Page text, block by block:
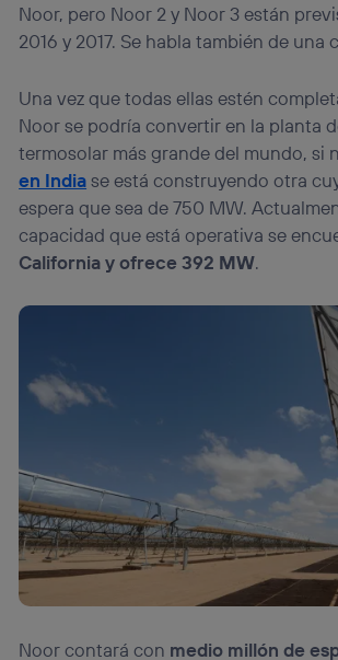
Noor, pero Noor 2 y Noor 3 están
2016 y 2017. Se habla también de una
Una vez que todas ellas estén
Noor se podría convertir en la planta
termosolar más grande del mundo, si
en Indiase está construyendo otra
espera que sea de 750 MW.
capacidad que está operativa se
California y ofrece 392 MW.
Noor contará con medio millón de